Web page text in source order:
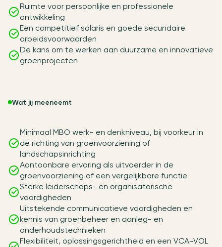
Ruimte voor persoonlijke en professionele
ontwikkeling
Een competitief salaris en goede secundaire
arbeidsvoorwaarden
De kans om te werken aan duurzame en innovatieve
groenprojecten
Wat jij meeneemt
Minimaal MBO werk- en denkniveau, bij voorkeur in
de richting van groenvoorziening of
landschapsinrichting
Aantoonbare ervaring als uitvoerder in de
groenvoorziening of een vergelijkbare functie
Sterke leiderschaps- en organisatorische
vaardigheden
Uitstekende communicatieve vaardigheden en
kennis van groenbeheer en aanleg- en
onderhoudstechnieken
Flexibiliteit, oplossingsgerichtheid en een VCA-VOL